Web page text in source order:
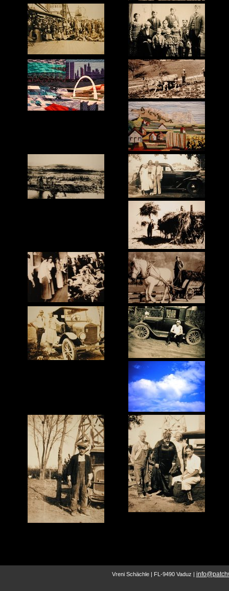
Vreni Schächle | FL-9490 Vaduz | info@